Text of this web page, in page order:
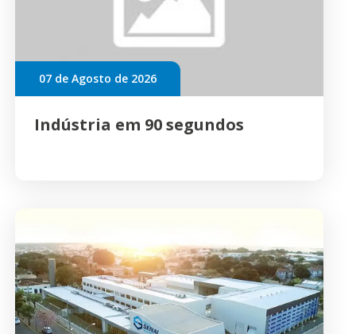
07 de Agosto de 2026
Indústria em 90 segundos